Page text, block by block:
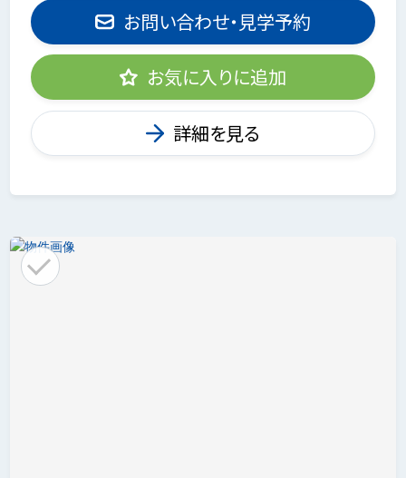
お問い合わせ・見学予約
お気に入りに追加
詳細を見る